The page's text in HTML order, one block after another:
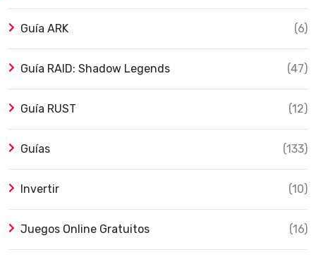
Guía ARK (6)
Guía RAID: Shadow Legends (47)
Guía RUST (12)
Guías (133)
Invertir (10)
Juegos Online Gratuitos (16)